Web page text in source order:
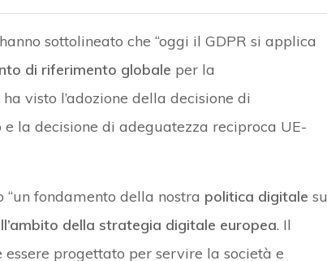
sottolineato che “oggi il GDPR si applica
di riferimento globale per la
visto l’adozione della decisione di
la decisione di adeguatezza reciproca UE-
fondamento della nostra politica digitale su
della strategia digitale europea. Il
progettato per servire la società e